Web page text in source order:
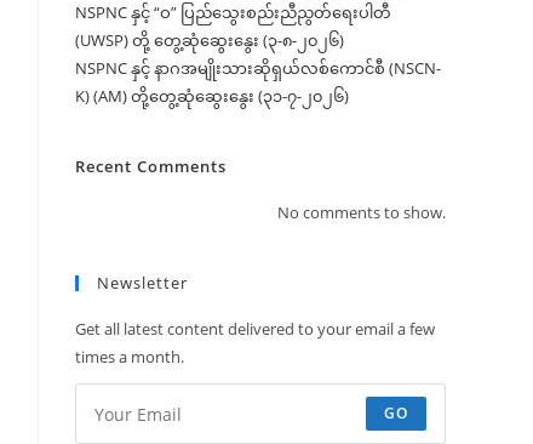
NSPNC နှင့် “ဝ” ပြည်သွေးစည်းညီညွတ်ရေးပါတီ
(UWSP) တို့ တွေ့ဆုံဆွေးနွေး (၃-၈-၂၀၂၆)
NSPNC နှင့် နာဂအမျိုးသားဆိုရှယ်လစ်ကောင်စီ (NSCN-
K) (AM) တို့တွေ့ဆုံဆွေးနွေး (၃၁-၇-၂၀၂၆)
Recent Comments
No comments to show.
Newsletter
Get all latest content delivered to your email a few
times a month.
GO